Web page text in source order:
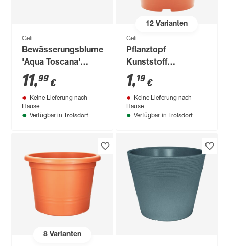
Geli
Bewässerungsblumenkasten
'Aqua Toscana'
anthrazit 80 cm
11,99 €
Keine Lieferung nach
Hause
Verfügbar in Troisdorf
12Varianten
Geli
Pflanztopf
Kunststoff
terrakotta Ø 11 cm
1,19 €
Keine Lieferung nach
Hause
Verfügbar in Troisdorf
8Varianten